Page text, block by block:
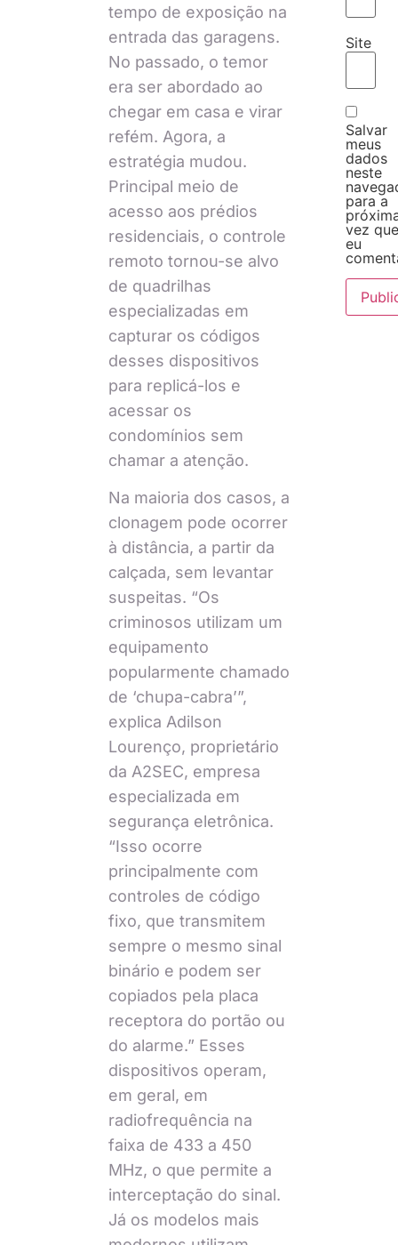
tempo de exposição na
entrada das garagens.
No passado, o temor
era ser abordado ao
chegar em casa e virar
refém. Agora, a
estratégia mudou.
Principal meio de
acesso aos prédios
residenciais, o controle
remoto tornou-se alvo
de quadrilhas
especializadas em
capturar os códigos
desses dispositivos
para replicá-los e
acessar os
condomínios sem
chamar a atenção.
Na maioria dos casos, a
clonagem pode ocorrer
à distância, a partir da
calçada, sem levantar
suspeitas. “Os
criminosos utilizam um
equipamento
popularmente chamado
de ‘chupa-cabra’”,
explica Adilson
Lourenço, proprietário
da A2SEC, empresa
especializada em
segurança eletrônica.
“Isso ocorre
principalmente com
controles de código
fixo, que transmitem
sempre o mesmo sinal
binário e podem ser
copiados pela placa
receptora do portão ou
do alarme.” Esses
dispositivos operam,
em geral, em
radiofrequência na
faixa de 433 a 450
MHz, o que permite a
interceptação do sinal.
Já os modelos mais
Site
Salvar
meus
dados
neste
para a
vez que
eu